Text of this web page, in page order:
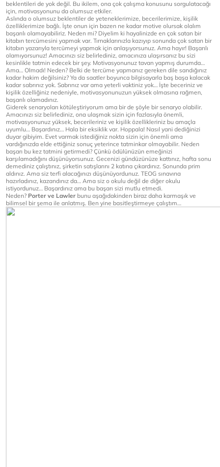
beklentileri de yok değil. Bu ikilem, ona çok çalışma konusunu sorgulatacağı
için, motivasyonunu da olumsuz etkiler.
Aslında o olumsuz beklentiler de yeteneklerimize, becerilerimize, kişilik
özelliklerimize bağlı. İşte onun için bazen ne kadar motive olursak olalım
başarılı olamayabiliriz. Neden mi? Diyelim ki hayalinizde en çok satan bir
kitabın tercümesini yapmak var. Tırnaklarınızla kazıyıp sonunda çok satan bir
kitabın yazarıyla tercümeyi yapmak için anlaşıyorsunuz. Ama hayır! Başarılı
olamıyorsunuz! Amacınızı siz belirlediniz, amacınıza ulaşırsanız bu sizi
kesinlikle tatmin edecek bir şey. Motivasyonunuz tavan yapmış durumda…
Ama… Olmadı! Neden? Belki de tercüme yapmanız gereken dile sandığınız
kadar hakim değilsiniz? Ya da saatler boyunca bilgisayarla baş başa kalacak
kadar sabrınız yok. Sabrınız var ama yeterli vaktiniz yok… İşte beceriniz ve
kişilik özelliğiniz nedeniyle, motivasyonunuzun yüksek olmasına rağmen,
başarılı olamadınız.
Giderek senaryoları kötüleştiriyorum ama bir de şöyle bir senaryo olabilir.
Amacınızı siz belirlediniz, ona ulaşmak sizin için fazlasıyla önemli,
motivasyonunuz yüksek, becerileriniz ve kişilik özellikleriniz bu amaçla
uyumlu… Başardınız… Hala bir eksiklik var. Hoppala! Nasıl yani dediğinizi
duyar gibiyim. Evet varmak istediğiniz nokta sizin için önemli ama
vardığınızda elde ettiğiniz sonuç yeterince tatminkar olmayabilir. Neden
başarı bu kez tatmini getirmedi? Çünkü ödülünüzün emeğinizi
karşılamadığını düşünüyorsunuz. Gecenizi gündüzünüze kattınız, hafta sonu
demediniz çalıştınız, şirketin satışlarını 2 katına çıkardınız. Sonunda prim
aldınız. Ama siz terfi alacağınızı düşünüyordunuz. TEOG sınavına
hazırladınız, kazandınız da… Ama siz o okulu değil de diğer okulu
istiyordunuz… Başardınız ama bu başarı sizi mutlu etmedi.
Neden? Porter ve Lawler bunu aşağıdakinden biraz daha karmaşık ve
bilimsel bir şema ile anlatmış. Ben yine basitleştirmeye çalıştım…